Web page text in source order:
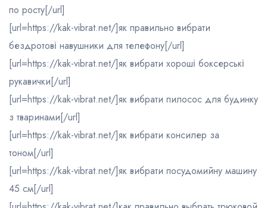
по росту[/url]
[url=https://kak-vibrat.net/]як правильно вибрати
бездротові навушники для телефону[/url]
[url=https://kak-vibrat.net/]як вибрати хороші боксерські
рукавички[/url]
[url=https://kak-vibrat.net/]як вибрати пилосос для будинку
з тваринами[/url]
[url=https://kak-vibrat.net/]як вибрати консилер за
тоном[/url]
[url=https://kak-vibrat.net/]як вибрати посудомийну машину
45 см[/url]